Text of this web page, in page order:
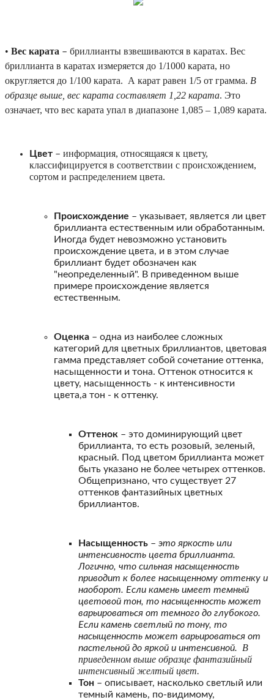
• Вес карата – бриллианты взвешиваются в каратах. Вес
бриллианта в каратах измеряется до 1/1000 карата, но
округляется до 1/100 карата. А карат равен 1/5 от грамма. В
образце выше, вес карата составляет 1,22 карата. Это
означает, что вес карата упал в диапазоне 1,085 – 1,089 карата.
Цвет – информация, относящаяся к цвету,
классифицируется в соответствии с происхождением,
сортом и распределением цвета.
Происхождение – указывает, является ли цвет
бриллианта естественным или обработанным.
Иногда будет невозможно установить
происхождение цвета, и в этом случае
бриллиант будет обозначен как
"неопределенный". В приведенном выше
примере происхождение является
естественным.
Оценка – одна из наиболее сложных
категорий для цветных бриллиантов, цветовая
гамма представляет собой сочетание оттенка,
насыщенности и тона. Оттенок относится к
цвету, насыщенность - к интенсивности
цвета,а тон - к оттенку.
Оттенок – это доминирующий цвет
бриллианта, то есть розовый, зеленый,
красный. Под цветом бриллианта может
быть указано не более четырех оттенков.
Общепризнано, что существует 27
оттенков фантазийных цветных
бриллиантов.
Насыщенность – это яркость или
интенсивность цвета бриллианта.
Логично, что сильная насыщенность
приводит к более насыщенному оттенку и
наоборот. Если камень имеет темный
цветовой тон, то насыщенность может
варьироваться от темного до глубокого.
Если камень светлый по тону, то
насыщенность может варьироваться от
пастельной до яркой и интенсивной.
В
приведенном выше образце фантазийный
интенсивный желтый цвет.
Тон – описывает, насколько светлый или
темный камень, по-видимому,